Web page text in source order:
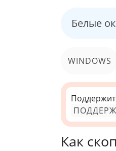
Белые
WINDOWS
Как